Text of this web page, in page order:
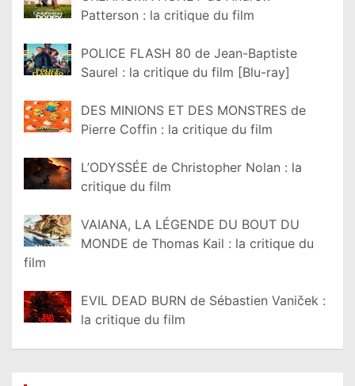
Patterson : la critique du film
POLICE FLASH 80 de Jean-Baptiste
Saurel : la critique du film [Blu-ray]
DES MINIONS ET DES MONSTRES de
Pierre Coffin : la critique du film
L’ODYSSÉE de Christopher Nolan : la
critique du film
VAIANA, LA LÉGENDE DU BOUT DU
MONDE de Thomas Kail : la critique du
film
EVIL DEAD BURN de Sébastien Vaniček :
la critique du film